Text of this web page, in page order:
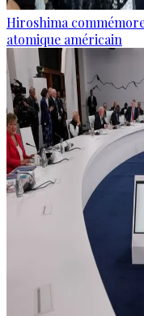
Hiroshima
atomique américain